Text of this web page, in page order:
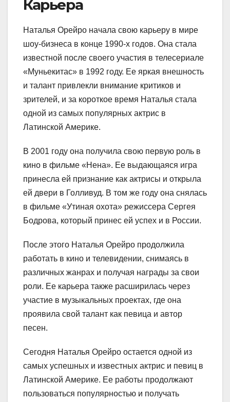
Карьера
Наталья Орейро начала свою карьеру в мире
шоу-бизнеса в конце 1990-х годов. Она стала
известной после своего участия в телесериале
«Муньекитас» в 1992 году. Ее яркая внешность
и талант привлекли внимание критиков и
зрителей, и за короткое время Наталья стала
одной из самых популярных актрис в
Латинской Америке.
В 2001 году она получила свою первую роль в
кино в фильме «Нена». Ее выдающаяся игра
принесла ей признание как актрисы и открыла
ей двери в Голливуд. В том же году она снялась
в фильме «Утиная охота» режиссера Сергея
Бодрова, который принес ей успех и в России.
После этого Наталья Орейро продолжила
работать в кино и телевидении, снимаясь в
различных жанрах и получая награды за свои
роли. Ее карьера также расширилась через
участие в музыкальных проектах, где она
проявила свой талант как певица и автор
песен.
Сегодня Наталья Орейро остается одной из
самых успешных и известных актрис и певиц в
Латинской Америке. Ее работы продолжают
пользоваться популярностью и получать